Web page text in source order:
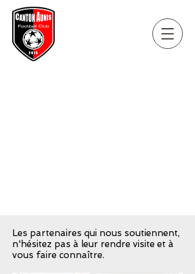
Les partenaires qui nous soutiennent,
n'hésitez pas à leur rendre visite et à
vous faire connaître.